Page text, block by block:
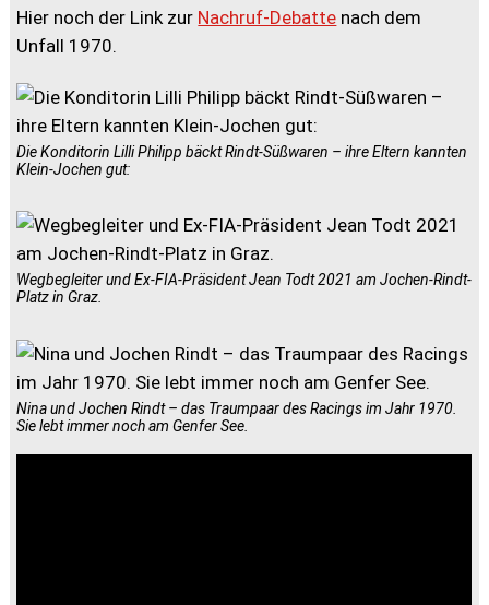
Hier noch der Link zur Nachruf-Debatte nach dem
Unfall 1970.
Die Konditorin Lilli Philipp bäckt Rindt-Süßwaren – ihre Eltern kannten
Klein-Jochen gut:
Wegbegleiter und Ex-FIA-Präsident Jean Todt 2021 am Jochen-Rindt-
Platz in Graz.
Nina und Jochen Rindt – das Traumpaar des Racings im Jahr 1970.
Sie lebt immer noch am Genfer See.